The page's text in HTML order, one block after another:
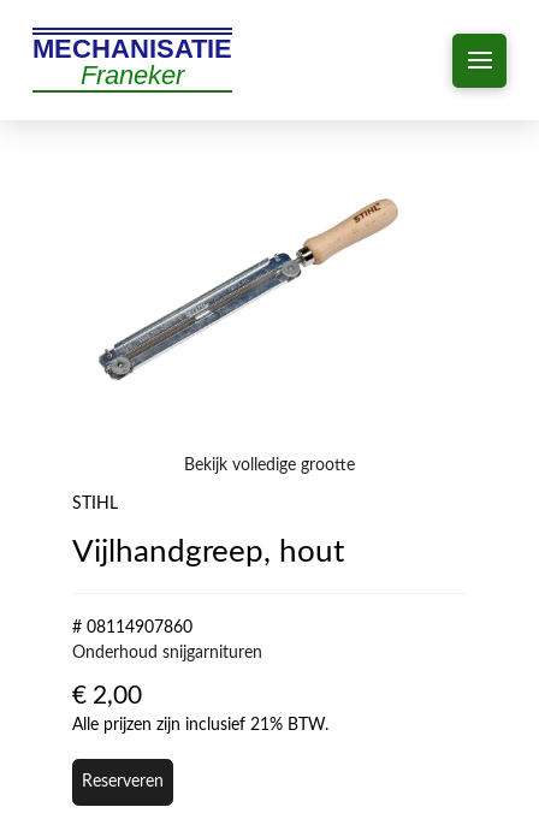
MECHANISATIE
Franeker
Bekijk volledige grootte
STIHL
Vijlhandgreep, hout
# 08114907860
Onderhoud snijgarnituren
€ 2,00
Alle prijzen zijn inclusief 21% BTW.
Reserveren